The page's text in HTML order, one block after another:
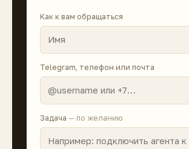
Как к вам обращаться
Telegram, телефон или почта
Задача — по желанию